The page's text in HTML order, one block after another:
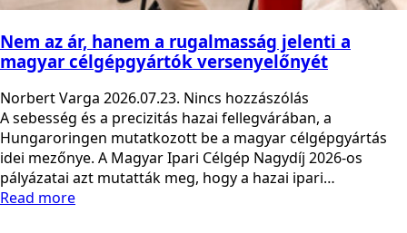
Nem az ár, hanem a rugalmasság jelenti a
magyar célgépgyártók versenyelőnyét
Norbert Varga 2026.07.23. Nincs hozzászólás
A sebesség és a precizitás hazai fellegvárában, a
Hungaroringen mutatkozott be a magyar célgépgyártás
idei mezőnye. A Magyar Ipari Célgép Nagydíj 2026-os
pályázatai azt mutatták meg, hogy a hazai ipari…
Read more